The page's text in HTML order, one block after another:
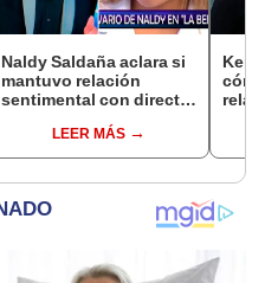
Naldy Saldaña aclara si
mantuvo relación
sentimental con director
denunciarlo por
tocamientos: “Me
LEER MÁS